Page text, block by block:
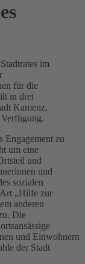
im
für die
in drei
Kamenz,
Engagement zu
um eine
und
und
sozialen
„Hilfe zur
anderen
Die
und Einwohnern
der Stadt